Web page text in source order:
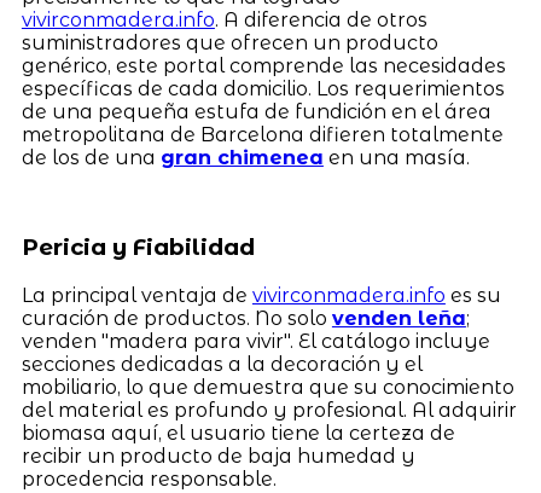
vivirconmadera.info. A diferencia de otros
suministradores que ofrecen un producto
genérico, este portal comprende las necesidades
específicas de cada domicilio. Los requerimientos
de una pequeña estufa de fundición en el área
metropolitana de Barcelona difieren totalmente
de los de una gran chimenea en una masía.
Pericia y Fiabilidad
La principal ventaja de vivirconmadera.info es su
curación de productos. No solo venden leña;
venden "madera para vivir". El catálogo incluye
secciones dedicadas a la decoración y el
mobiliario, lo que demuestra que su conocimiento
del material es profundo y profesional. Al adquirir
biomasa aquí, el usuario tiene la certeza de
recibir un producto de baja humedad y
procedencia responsable.